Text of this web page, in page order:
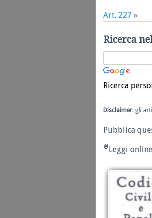
Art. 227 »
Ricerca
Ricerca
Disclaimer: gli
Pubblica
Leggi